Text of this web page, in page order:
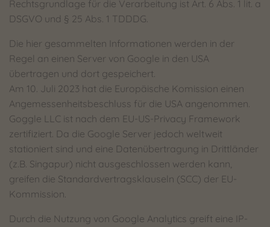
Rechtsgrundlage für die Verarbeitung ist Art. 6 Abs. 1 lit. a
DSGVO und § 25 Abs. 1 TDDDG.
Die hier gesammelten Informationen werden in der
Regel an einen Server von Google in den USA
übertragen und dort gespeichert.
Am 10. Juli 2023 hat die Europäische Komission einen
Angemessenheitsbeschluss für die USA angenommen.
Goggle LLC ist nach dem EU-US-Privacy Framework
zertifiziert. Da die Google Server jedoch weltweit
stationiert sind und eine Datenübertragung in Drittländer
(z.B. Singapur) nicht ausgeschlossen werden kann,
greifen die Standardvertragsklauseln (SCC) der EU-
Kommission.
Durch die Nutzung von Google Analytics greift eine IP-